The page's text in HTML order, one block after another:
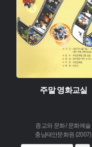
주말 영화교실
종교와 문화 / 문화예술
충남태안문화원 (2007)